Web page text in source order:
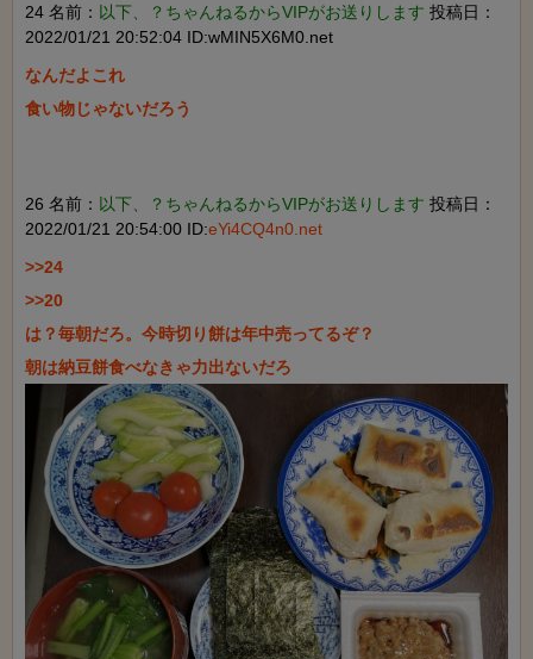
24 名前： 以下、？ちゃんねるからVIPがお送りします 投稿日：
2022/01/21 20:52:04 ID:wMIN5X6M0.net
なんだよこれ
食い物じゃないだろう
26 名前： 以下、？ちゃんねるからVIPがお送りします 投稿日：
2022/01/21 20:54:00 ID:eYi4CQ4n0.net
>>24
>>20
は？毎朝だろ。今時切り餅は年中売ってるぞ？